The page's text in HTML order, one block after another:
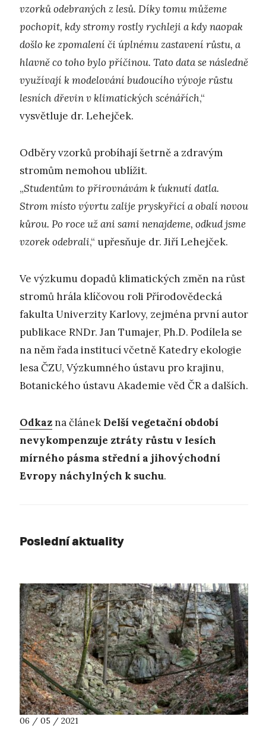
vzorků odebraných z lesů. Díky tomu můžeme
pochopit, kdy stromy rostly rychleji a kdy naopak
došlo ke zpomalení či úplnému zastavení růstu, a
hlavně co toho bylo příčinou. Tato data se následně
využívají k modelování budoucího vývoje růstu
lesních dřevin v klimatických scénářích,“
vysvětluje dr. Lehejček.
Odběry vzorků probíhají šetrně a zdravým
stromům nemohou ublížit.
„Studentům to přirovnávám k ťuknutí datla.
Strom místo vývrtu zalije pryskyřicí a obalí novou
kůrou. Po roce už ani sami nenajdeme, odkud jsme
vzorek odebrali,“ upřesňuje dr. Jiří Lehejček.
Ve výzkumu dopadů klimatických změn na růst
stromů hrála klíčovou roli Přírodovědecká
fakulta Univerzity Karlovy, zejména první autor
publikace RNDr. Jan Tumajer, Ph.D. Podílela se
na něm řada institucí včetně Katedry ekologie
lesa ČZU, Výzkumného ústavu pro krajinu,
Botanického ústavu Akademie věd ČR a dalších.
Odkazna článek Delší vegetační období
nevykompenzuje ztráty růstu v lesích
mírného pásma střední a jihovýchodní
Evropy náchylných k suchu.
Poslední aktuality
06 / 05 / 2021